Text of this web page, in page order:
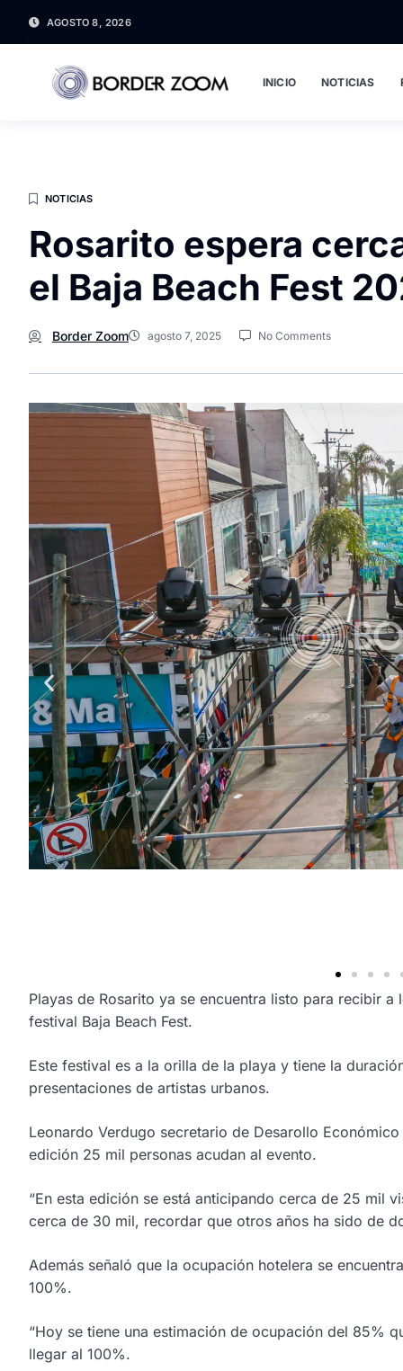
AGOSTO 8, 2026
INICIO NOTICIAS
NOTICIAS
Rosarito espera
el Baja Beach Fest
Border Zoom agosto 7, 2025 No Comments
Playas de Rosarito ya se encuentra listo para recibir
festival Baja Beach Fest.
Este festival es a la orilla de la playa y tiene la
presentaciones de artistas urbanos.
Leonardo Verdugo secretario de Desarollo
edición 25 mil personas acudan al evento.
“En esta edición se está anticipando cerca de 25 mil
cerca de 30 mil, recordar que otros años ha sido de
Además señaló que la ocupación hotelera se
100%.
“Hoy se tiene una estimación de ocupación del 85%
llegar al 100%.